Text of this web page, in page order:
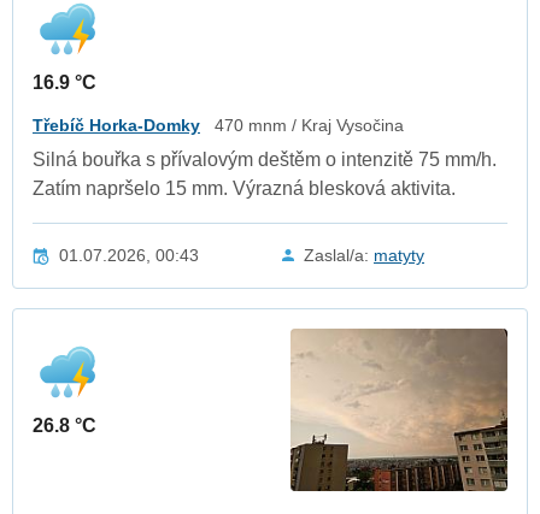
16.9 °C
Třebíč Horka-Domky 470 mnm / Kraj Vysočina
Silná bouřka s přívalovým deštěm o intenzitě 75 mm/h.
Zatím napršelo 15 mm. Výrazná blesková aktivita.
01.07.2026, 00:43 Zaslal/a: matyty
26.8 °C